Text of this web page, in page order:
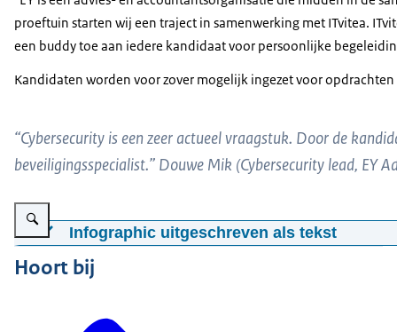
proeftuin starten wij een traject in samenwerking met ITvitea.
een buddy toe aan iedere kandidaat voor persoonlijke
Kandidaten worden voor zover mogelijk ingezet voor
“Cybersecurity is een zeer actueel vraagstuk. Door de
beveiligingsspecialist.” Douwe Mik (Cybersecurity lead, EY
Vergroot afbeelding Afbeelding met tekst (info in uitgeschreven tekst)
Infographic uitgeschreven als tekst
Doelgroep: mensen met autisme. Aantal kandidaten: 4.
Hoort bij